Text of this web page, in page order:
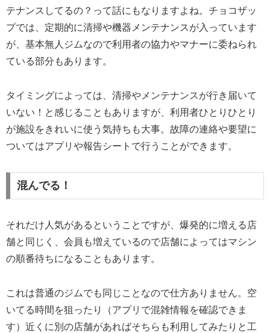
テナンスしてるの？って話にもなりますよね。チョコザッ
プでは、定期的に清掃や機器メンテナンスが入っています
が、基本無人ジムなので利用者の協力やマナーに委ねられ
ている部分もあります。
タイミングによっては、清掃やメンテナンスが行き届いて
いない！と感じることもありますが、利用者ひとりひとり
が施設をきれいに使う気持ちも大事。故障の連絡や要望に
ついてはアプリや報告シートで行うことができます。
混んでる！
それだけ人気があるということですが、爆発的に増える店
舗と同じく、会員も増えているので店舗によってはマシン
の順番待ちになることもあります。
これは普通のジムでも同じことなので仕方ありません。空
いてる時間を狙ったり（アプリで混雑情報を確認できま
す）近くに別の店舗があればそちらも利用してみたりと工